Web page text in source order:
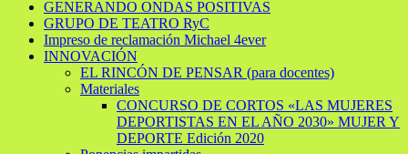
GENERANDO ONDAS POSITIVAS
GRUPO DE TEATRO RyC
Impreso de reclamación Michael 4ever
INNOVACIÓN
EL RINCÓN DE PENSAR (para docentes)
Materiales
CONCURSO DE CORTOS «LAS MUJERES
DEPORTISTAS EN EL AÑO 2030» MUJER Y
DEPORTE Edición 2020